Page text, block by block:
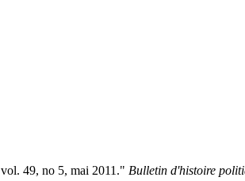
49, no 5, mai 2011." Bulletin d'histoire